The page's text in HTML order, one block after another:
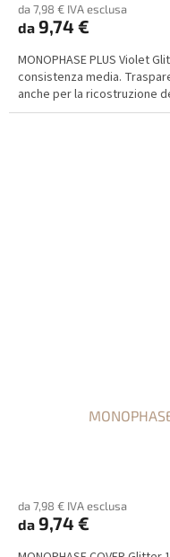
da 7,98 € IVA esclusa
da 9,74 €
MONOPHASE PLUS Violet
consistenza media.
anche per la ricostruzione
da 7,98 € IVA esclusa
da 9,74 €